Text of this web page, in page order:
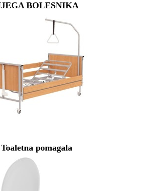
BOLESNIKA
Toaletna pomagala